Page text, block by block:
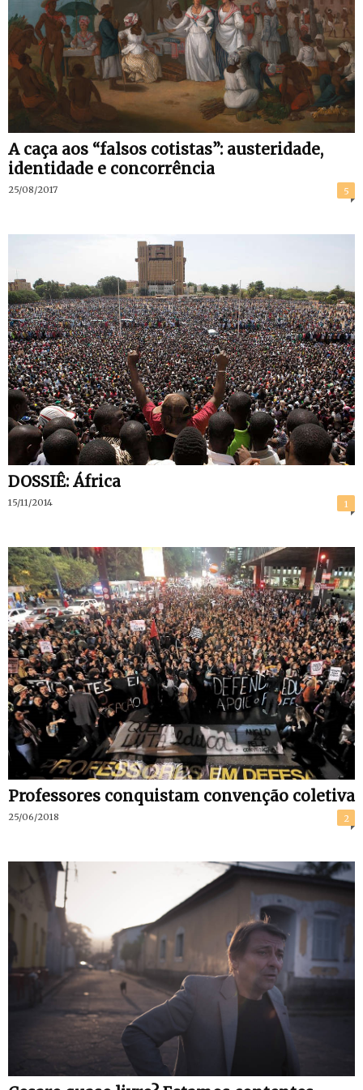
A caça aos “falsos cotistas”: austeridade,
identidade e concorrência
25/08/2017 5
DOSSIÊ: África
15/11/2014 1
Professores conquistam convenção coletiva
25/06/2018 2